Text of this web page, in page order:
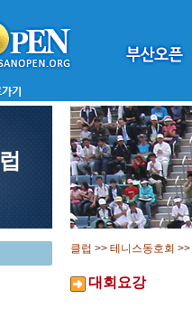
클럽 >> 테니스동호회 >>
대회요강